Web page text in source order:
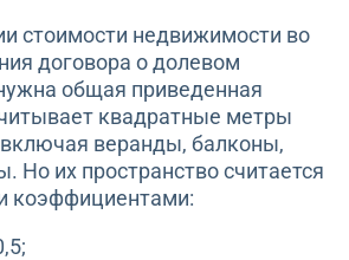
стоимости недвижимости во
договора о долевом
общая приведенная
квадратные метры
веранды, балконы,
Но их пространство считается
коэффициентами: